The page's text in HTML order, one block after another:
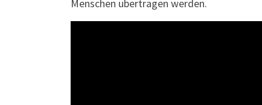
Menschen übertragen werden.